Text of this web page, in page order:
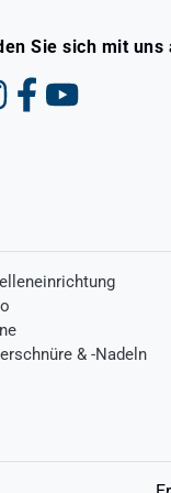
& -Nadeln
Sie sich mit uns